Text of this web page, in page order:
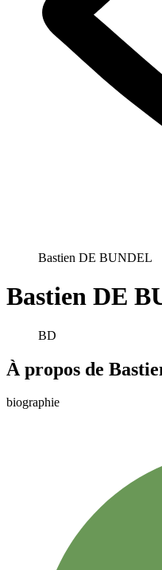
Bastien DE BUNDEL
Bastien DE
BD
À propos de
biographie